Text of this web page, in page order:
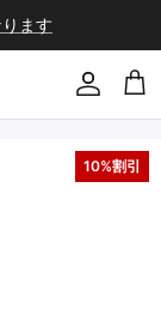
ます
会員登
カ
10%割引